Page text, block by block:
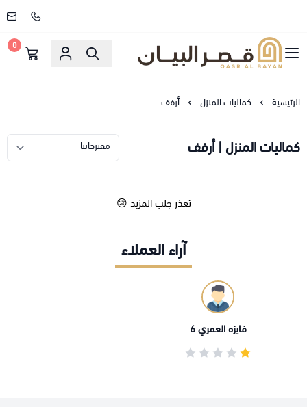
قصر البيان للمفارش والاثاث
0
الرئيسية كماليات المنزل أرفف
كماليات المنزل | أرفف
تعذر جلب المزيد 😢
آراء العملاء
فايزه العمري 6